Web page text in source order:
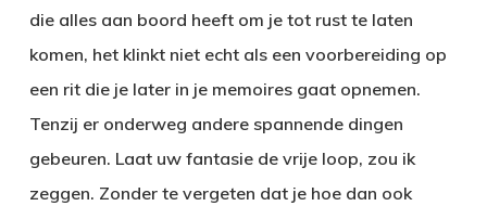
die alles aan boord heeft om je tot rust te laten
komen, het klinkt niet echt als een voorbereiding op
een rit die je later in je memoires gaat opnemen.
Tenzij er onderweg andere spannende dingen
gebeuren. Laat uw fantasie de vrije loop, zou ik
zeggen. Zonder te vergeten dat je hoe dan ook